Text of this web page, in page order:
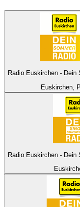
Radio Euskirchen - Dein
Euskirchen,
Radio Euskirchen - Dein